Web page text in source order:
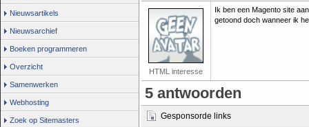
Nieuwsartikels
Nieuwsarchief
Boeken programmeren
Overzicht
Samenwerken
Webhosting
Zoek op Sitemasters
HTML interesse
Ik ben een Magento site
getoond doch wanneer ik
5 antwoorden
Gesponsorde links